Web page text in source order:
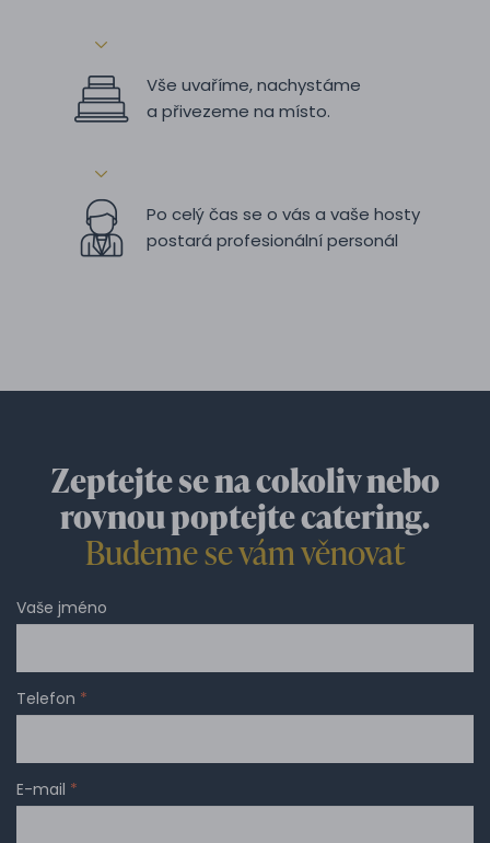
Vše uvaříme, nachystáme
a přivezeme na místo.
Po celý čas se o vás a vaše hosty
postará profesionální personál
Zeptejte se na cokoliv nebo
rovnou poptejte catering.
Budeme se vám věnovat
Vaše jméno
Telefon *
E-mail *